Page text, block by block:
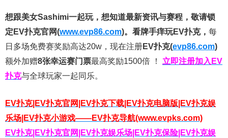
想跟美女Sashimi一起玩， 想知道最新资讯与赛程， 敬请锁
定EV扑克官网(www.evp86.com)。 看牌手痒玩EV扑克， 每
日多场免费赛奖励高达20w，现在注册EV扑克(evp86.com)
额外加赠8张幸运赛门票最高奖励1500倍 ！ 立即注册加入EV
扑克与全球玩家一起同乐。
EV扑克|EV扑克官网|EV扑克下载|EV扑克电脑版|EV扑克娱
乐场|EV扑克小游戏——EV扑克导航(www.evpks.com)
EV扑克|EV扑克官网|EV扑克娱乐场|EV扑克保险|EV扑克娱